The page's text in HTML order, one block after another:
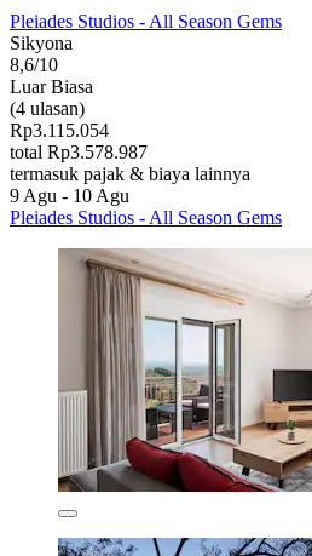
Pleiades Studios - All Season Gems
Sikyona
8,6/10
Luar Biasa
(4 ulasan)
Rp3.115.054
total Rp3.578.987
termasuk pajak & biaya lainnya
9 Agu - 10 Agu
Pleiades Studios - All Season Gems